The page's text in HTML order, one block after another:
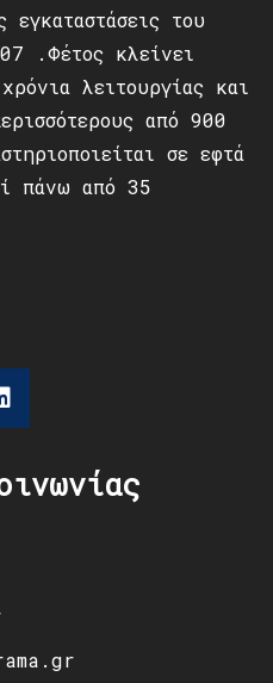
εγκαταστάσεις του
.Φέτος κλείνει
λειτουργίας και
από 900
σε εφτά
πάνω από 35